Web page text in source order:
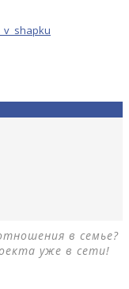
в семье?
уже в сети!